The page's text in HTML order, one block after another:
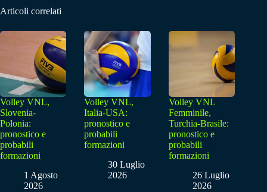
Articoli correlati
Volley VNL,
Slovenia-
Polonia:
pronostico e
probabili
formazioni
1 Agosto
2026
Volley VNL,
Italia-USA:
pronostico e
probabili
formazioni
30 Luglio
2026
Volley VNL
Femminile,
Turchia-Brasile:
pronostico e
probabili
formazioni
26 Luglio
2026